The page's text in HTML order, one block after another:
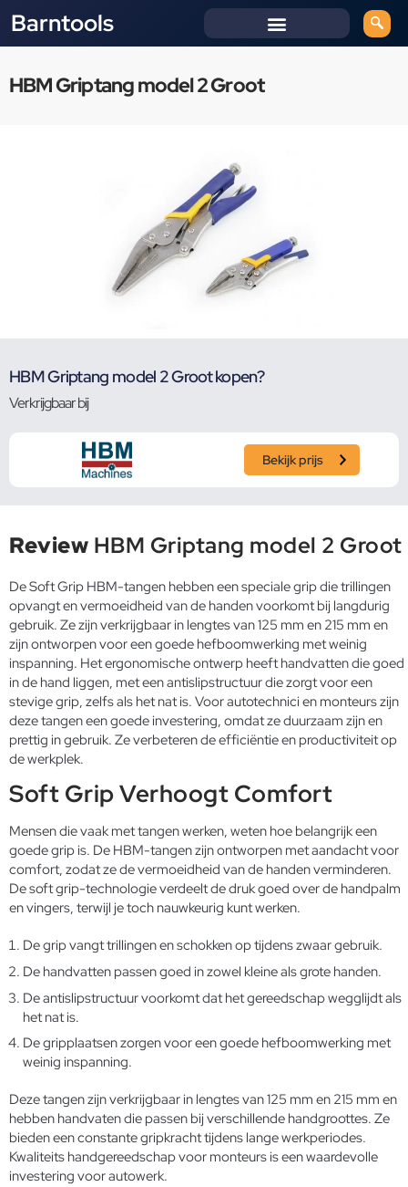
Barntools
HBM Griptang model 2 Groot
HBM Griptang model 2 Groot kopen?
Verkrijgbaar bij
Bekijk prijs
Review HBM Griptang model 2 Groot
De Soft Grip HBM-tangen hebben een speciale grip die trillingen
opvangt en vermoeidheid van de handen voorkomt bij langdurig
gebruik. Ze zijn verkrijgbaar in lengtes van 125 mm en 215 mm en
zijn ontworpen voor een goede hefboomwerking met weinig
inspanning. Het ergonomische ontwerp heeft handvatten die goed
in de hand liggen, met een antislipstructuur die zorgt voor een
stevige grip, zelfs als het nat is. Voor autotechnici en monteurs zijn
deze tangen een goede investering, omdat ze duurzaam zijn en
prettig in gebruik. Ze verbeteren de efficiëntie en productiviteit op
de werkplek.
Soft Grip Verhoogt Comfort
Mensen die vaak met tangen werken, weten hoe belangrijk een
goede grip is. De HBM-tangen zijn ontworpen met aandacht voor
comfort, zodat ze de vermoeidheid van de handen verminderen.
De soft grip-technologie verdeelt de druk goed over de handpalm
en vingers, terwijl je toch nauwkeurig kunt werken.
De grip vangt trillingen en schokken op tijdens zwaar gebruik.
De handvatten passen goed in zowel kleine als grote handen.
De antislipstructuur voorkomt dat het gereedschap wegglijdt als
het nat is.
De gripplaatsen zorgen voor een goede hefboomwerking met
weinig inspanning.
Deze tangen zijn verkrijgbaar in lengtes van 125 mm en 215 mm en
hebben handvaten die passen bij verschillende handgroottes. Ze
bieden een constante gripkracht tijdens lange werkperiodes.
Kwaliteitshandgereedschap voor monteursis een waardevolle
investering voor autowerk.